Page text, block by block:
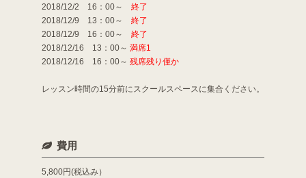
2018/12/2 16：00～ 終了
2018/12/9 13：00～ 終了
2018/12/9 16：00～ 終了
2018/12/16 13：00～ 満席1
2018/12/16 16：00～ 残席残り僅か
レッスン時間の15分前にスクールスペースに集合ください。
費用
5,800円(税込み）